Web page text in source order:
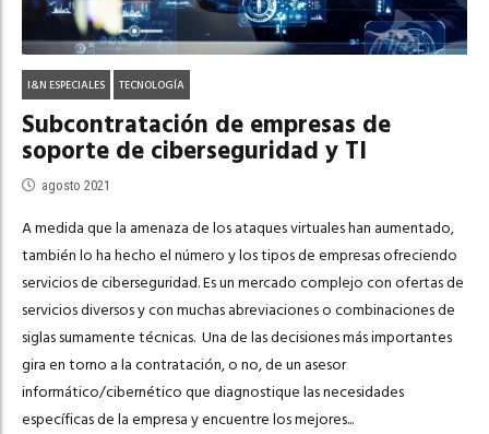
I&N ESPECIALES TECNOLOGÍA
Subcontratación de empresas de
soporte de ciberseguridad y TI
agosto 2021
A medida que la amenaza de los ataques virtuales han aumentado,
también lo ha hecho el número y los tipos de empresas ofreciendo
servicios de ciberseguridad. Es un mercado complejo con ofertas de
servicios diversos y con muchas abreviaciones o combinaciones de
siglas sumamente técnicas. Una de las decisiones más importantes
gira en torno a la contratación, o no, de un asesor
informático/cibernético que diagnostique las necesidades
específicas de la empresa y encuentre los mejores...